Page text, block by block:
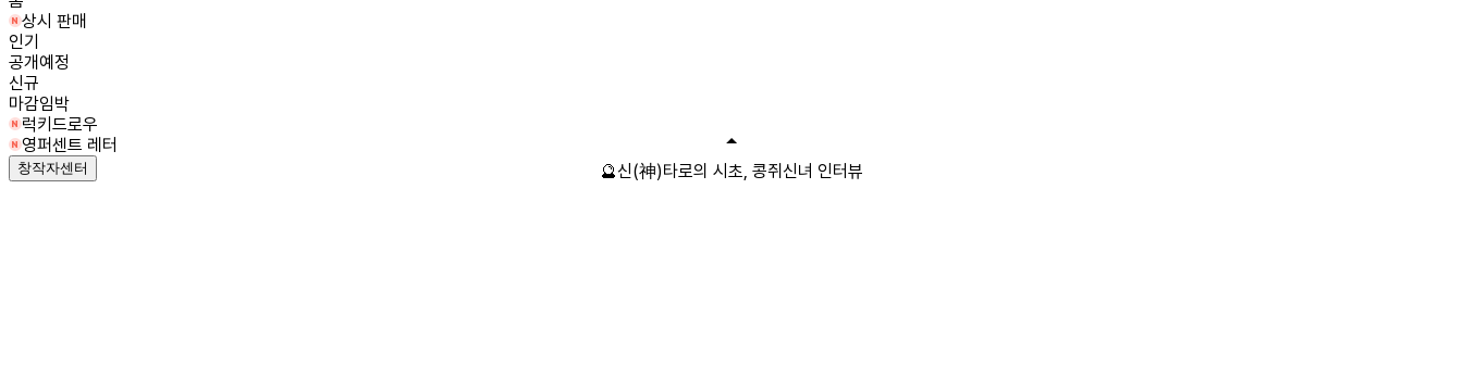
상시 판매
인기
공개예정
신규
마감임박
럭키드로우
영퍼센트 레터
창작자센터 🔮신(神)타로의 시초, 콩쥐신녀 인터뷰